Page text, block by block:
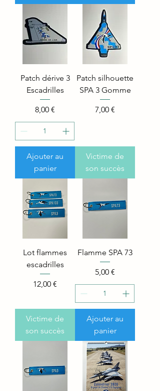
Patch dérive 3
Escadrilles
Price
8,00 €
Ajouter au
panier
Patch silhouette
SPA 3 Gomme
Price
7,00 €
Victime de
son succès
Lot flammes
escadrilles
Price
12,00 €
Victime de
son succès
Flamme SPA 73
Price
5,00 €
Ajouter au
panier